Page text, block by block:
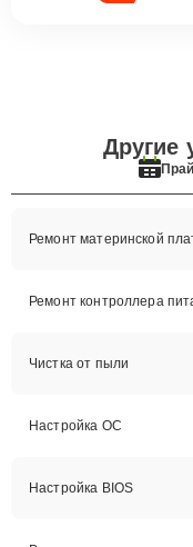
Другие
Ремонт материнской
Ремонт контроллера
Чистка от пыли
Настройка ОС
Настройка BIOS